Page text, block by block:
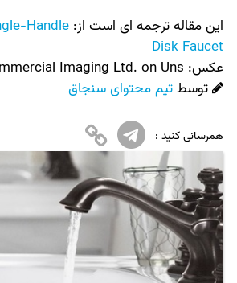
این مقاله ترجمه ای است از: Handle
Disk Faucet
عکس:‌ Imaging Ltd. on Uns
توسطتیم محتوای سنجاق
همرسانی کنید :